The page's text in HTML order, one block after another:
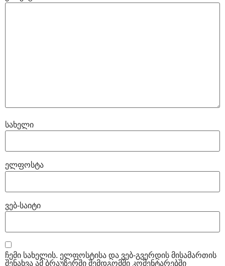
სახელი
ელფოსტა
ვებ-საიტი
ჩემი სახელის. ელფოსტისა და ვებ-გვერდის მისამართის
შენახვა ამ ბრაუზერში შემდგომში კომენტარებში